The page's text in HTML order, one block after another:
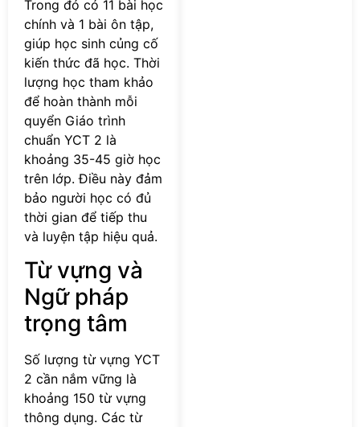
Trong đó có 11 bài học
chính và 1 bài ôn tập,
giúp học sinh củng cố
kiến thức đã học. Thời
lượng học tham khảo
để hoàn thành mỗi
quyển Giáo trình
chuẩn YCT 2 là
khoảng 35-45 giờ học
trên lớp. Điều này đảm
bảo người học có đủ
thời gian để tiếp thu
và luyện tập hiệu quả.
Từ vựng và
Ngữ pháp
trọng tâm
Số lượng từ vựng YCT
2 cần nắm vững là
khoảng 150 từ vựng
thông dụng. Các từ